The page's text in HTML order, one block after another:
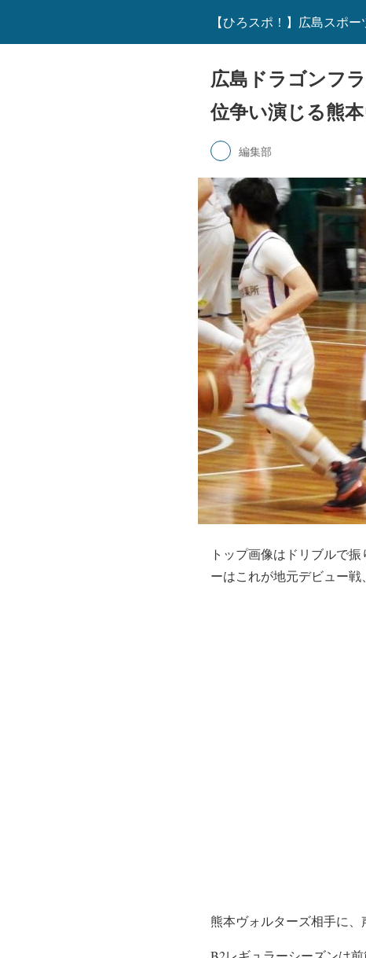
【ひろスポ！】広島スポ
広島ドラゴンフ
位争い演じる熊
編集部
トップ画像はドリブルで
ーはこれが地元デビュー
熊本ヴォルターズ相手に